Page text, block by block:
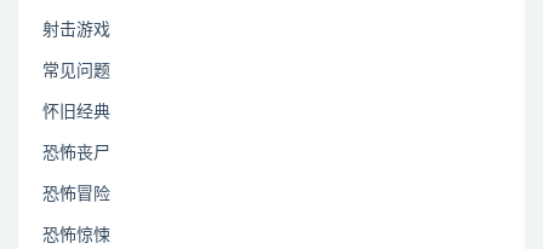
射击游戏
常见问题
怀旧经典
恐怖丧尸
恐怖冒险
恐怖惊悚